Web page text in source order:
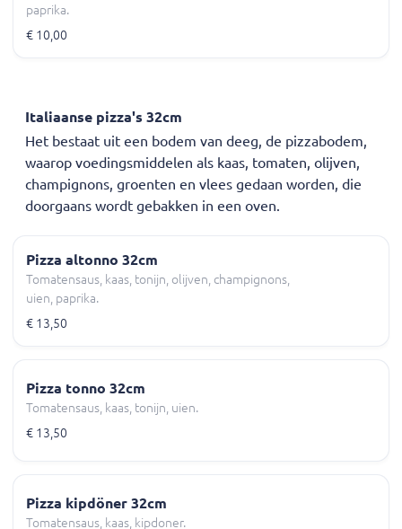
paprika.
€ 10,00
Italiaanse pizza's 32cm
Het bestaat uit een bodem van deeg, de pizzabodem,
waarop voedingsmiddelen als kaas, tomaten, olijven,
champignons, groenten en vlees gedaan worden, die
doorgaans wordt gebakken in een oven.
Pizza altonno 32cm
Tomatensaus, kaas, tonijn, olijven, champignons,
uien, paprika.
€ 13,50
Pizza tonno 32cm
Tomatensaus, kaas, tonijn, uien.
€ 13,50
Pizza kipdöner 32cm
Tomatensaus, kaas, kipdoner.